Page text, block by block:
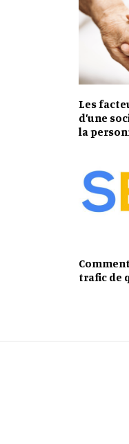
Les
d’une
la
trafic de